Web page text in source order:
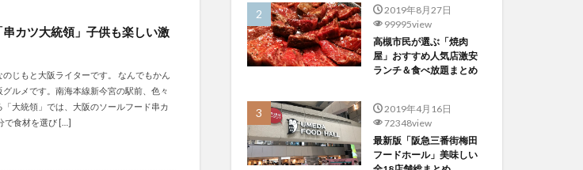
カツ大統領」子供も楽しい激
じもと大阪ライターです。 なんでもかん
ルメです。南海本線新今宮の駅前、色々
大統領」では、大阪のソールフード串カ
で食材を選び […]
2019年8月27日
99995view
高槻市民が選ぶ「焼肉
屋」おすすめ人気店激安
ランチ＆食べ放題まとめ
2019年4月16日
72348view
最新版「阪急三番街梅田
フードホール」美味しい